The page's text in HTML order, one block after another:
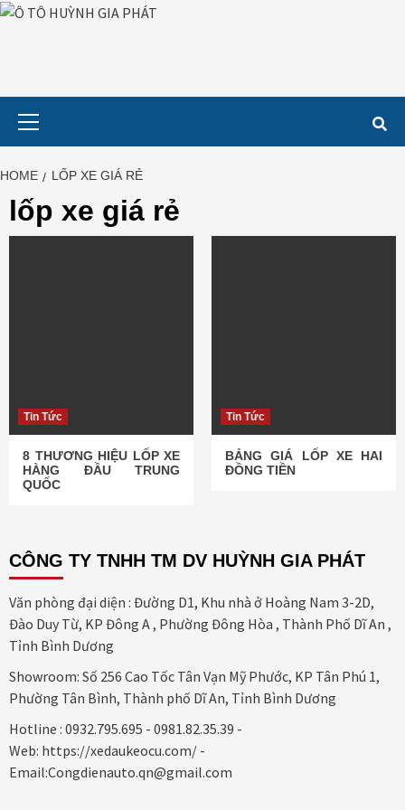
HOME LỐP XE GIÁ RẺ
lốp xe giá rẻ
Tin Tức
8 THƯƠNG HIỆU LỐP XE
HÀNG ĐẦU TRUNG
QUỐC
Tin Tức
BẢNG GIÁ LỐP XE HAI
ĐỒNG TIỀN
CÔNG TY TNHH TM DV HUỲNH GIA PHÁT
Văn phòng đại diện : Đường D1, Khu nhà ở Hoàng Nam 3-2D,
Đào Duy Từ, KP Đông A , Phường Đông Hòa , Thành Phố Dĩ An ,
Tỉnh Bình Dương
Showroom: Số 256 Cao Tốc Tân Vạn Mỹ Phước, KP Tân Phú 1,
Phường Tân Bình, Thành phố Dĩ An, Tỉnh Bình Dương
Hotline : 0932.795.695 - 0981.82.35.39 -
Web: https://xedaukeocu.com/ -
Email:Congdienauto.qn@gmail.com